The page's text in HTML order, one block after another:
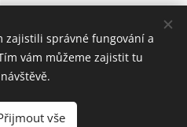
design.cz
zajistili správné fungování a
vám můžeme zajistit tu
vše